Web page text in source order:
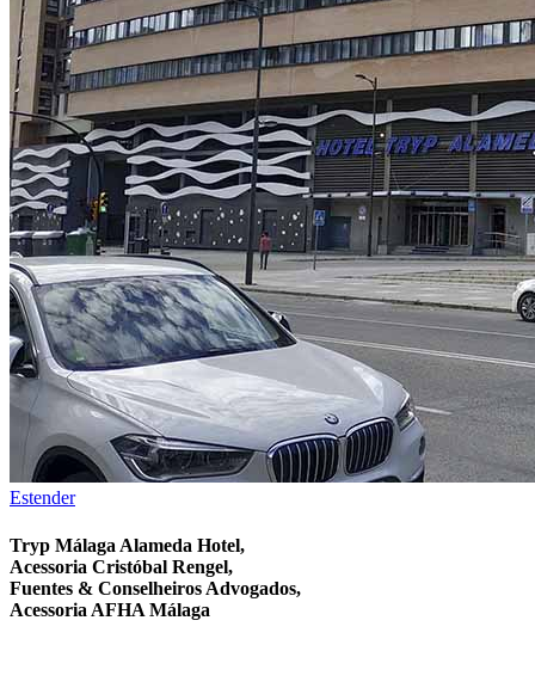
Estender
Tryp Málaga Alameda Hotel,
Acessoria Cristóbal Rengel,
Fuentes & Conselheiros Advogados,
Acessoria AFHA Málaga